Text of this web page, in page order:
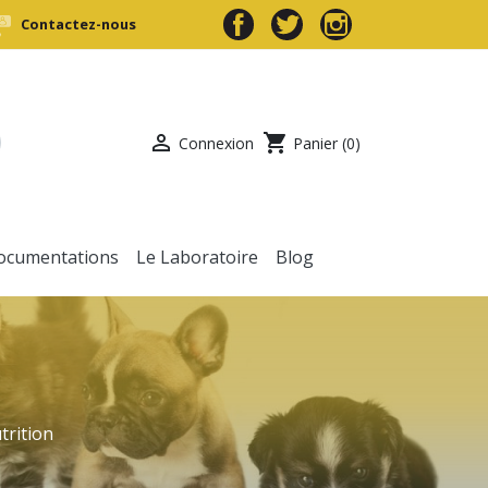
Contactez-nous
 Connexion shopping_cart Panier (0)
Le Laboratoire Blog